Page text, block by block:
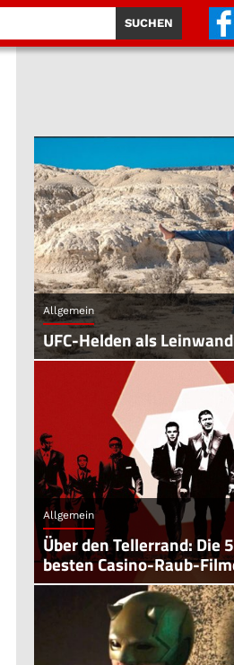
Allgemein
UFC-Helden als
Allgemein
Über den Tellerrand: Die 5
besten Casino-Raub-